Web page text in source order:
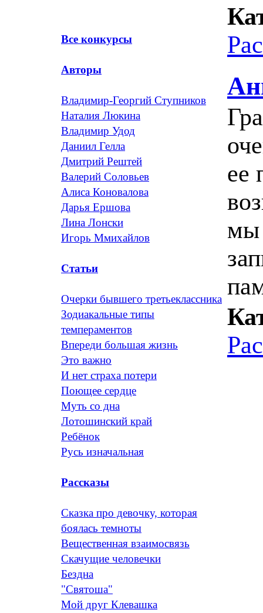
Все конкурсы
Авторы
Владимир-Георгий Ступников
Наталия Люкина
Владимир Удод
Даниил Гелла
Дмитрий Рештей
Валерий Соловьев
Алиса Коновалова
Дарья Ершова
Лина Лонски
Игорь Ммихайлов
Статьи
Очерки бывшего третьеклассника
Зодиакальные типы
темпераментов
Впереди большая жизнь
Это важно
И нет страха потери
Поющее сердце
Муть со дна
Лотошинский край
Ребёнок
Русь изначальная
Рассказы
Сказка про девочку, которая
боялась темноты
Вещественная взаимосвязь
Скачущие человечки
Бездна
"Святоша"
Мой друг Клевашка
ее
мы